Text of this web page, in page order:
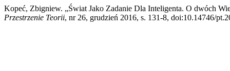
Kopeć, Zbigniew. „Świat Jako Zadanie Dla Inteligenta. O dwóch
Przestrzenie Teorii, nr 26, grudzień 2016, s. 131-8, doi:10.14746/